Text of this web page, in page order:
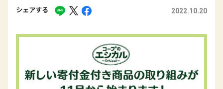
シェアする 2022.10.20